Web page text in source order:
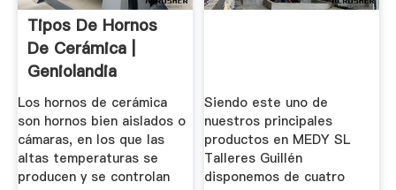
Tipos De Hornos
De Cerámica |
Geniolandia
Los hornos de cerámica
son hornos bien aislados o
cámaras, en los que las
altas temperaturas se
producen y se controlan
Siendo este uno de
nuestros principales
productos en MEDY SL
Talleres Guillén
disponemos de cuatro